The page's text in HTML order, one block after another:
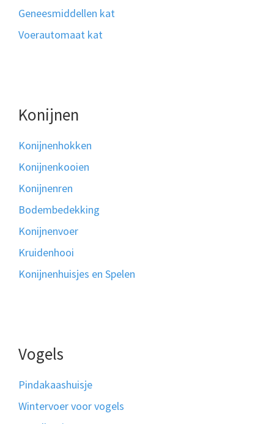
Geneesmiddellen kat
Voerautomaat kat
Konijnen
Konijnenhokken
Konijnenkooien
Konijnenren
Bodembedekking
Konijnenvoer
Kruidenhooi
Konijnenhuisjes en Spelen
Vogels
Pindakaashuisje
Wintervoer voor vogels